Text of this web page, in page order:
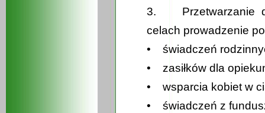
3. Przetwarzanie
celach prowadzenie
• świadczeń
• zasiłków dla
• wsparcia kobiet w
• świadczeń z